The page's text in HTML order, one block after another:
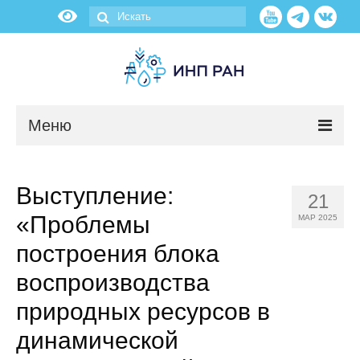
Меню
Научные подразделения
Администрация
21
МАР 2025
Выступление:
«Проблемы
построения блока
воспроизводства
природных ресурсов в
динамической